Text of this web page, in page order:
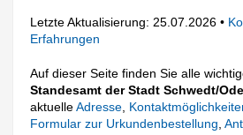
Letzte Aktualisierung: 25.07.2026 •
Erfahrungen
Auf dieser Seite finden Sie alle
Standesamt der Stadt Schwedt/
aktuelleAdresse
Formular zur Urkundenbestellung ,